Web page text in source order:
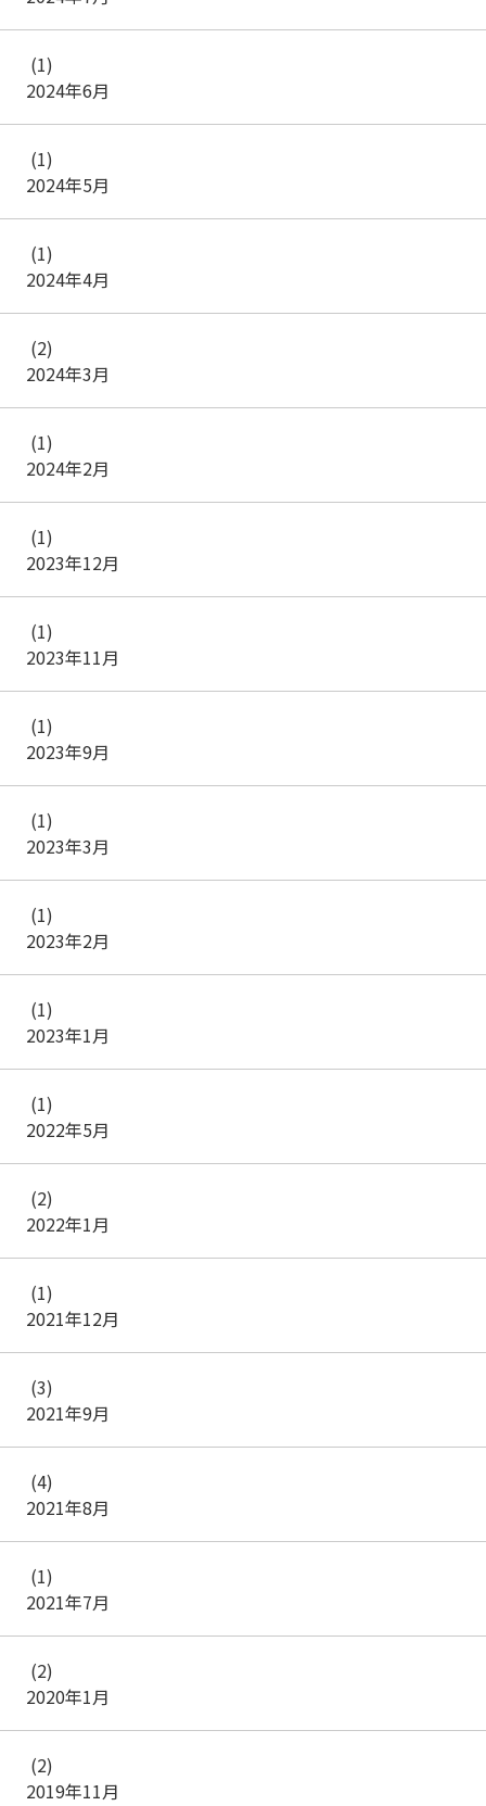
2024年6月
(1)
2024年5月
(1)
2024年4月
(1)
2024年3月
(2)
2024年2月
(1)
2023年12月
(1)
2023年11月
(1)
2023年9月
(1)
2023年3月
(1)
2023年2月
(1)
2023年1月
(1)
2022年5月
(1)
2022年1月
(2)
2021年12月
(1)
2021年9月
(3)
2021年8月
(4)
2021年7月
(1)
2020年1月
(2)
2019年11月
(2)